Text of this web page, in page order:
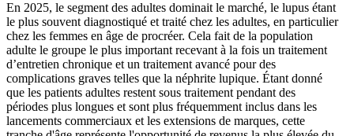
En 2025, le segment des adultes dominait le marché, le lupus étant
le plus souvent diagnostiqué et traité chez les adultes, en particulier
chez les femmes en âge de procréer. Cela fait de la population
adulte le groupe le plus important recevant à la fois un traitement
d’entretien chronique et un traitement avancé pour des
complications graves telles que la néphrite lupique. Étant donné
que les patients adultes restent sous traitement pendant des
périodes plus longues et sont plus fréquemment inclus dans les
lancements commerciaux et les extensions de marques, cette